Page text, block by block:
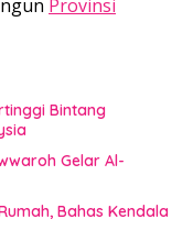
Provinsi
Bintang
Gelar Al-
Bahas Kendala